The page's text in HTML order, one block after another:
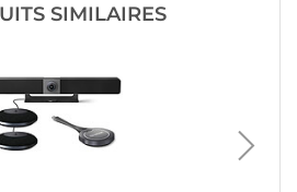
SIMILAIRES